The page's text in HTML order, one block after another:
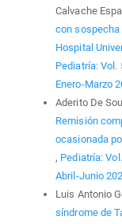
Calvache
con sospecha
Hospital
Pediatría: Vol.
Enero-Marzo
Aderito De
Remisión
ocasionada
, Pediatría:
Abril-Junio
Luis Antonio
síndrome de